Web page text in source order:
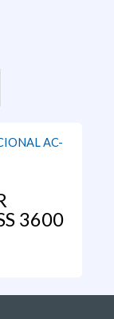
3600